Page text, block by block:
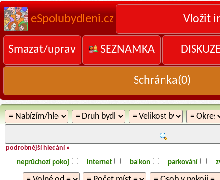
eSpolubydleni.cz Vložit
Smazat/uprav SEZNAMKA
Schránka(0)
podrobnější hledání »
neprůchozí pokoj internet balkon parkování